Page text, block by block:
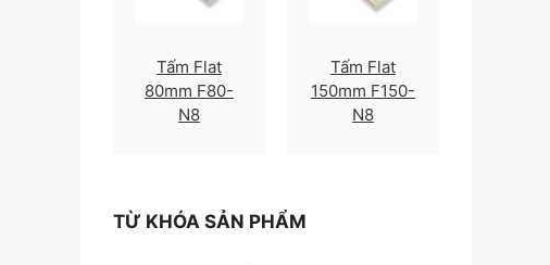
Tấm Flat
80mm F80-
N8
Tấm Flat
150mm F150-
N8
TỪ KHÓA SẢN PHẨM